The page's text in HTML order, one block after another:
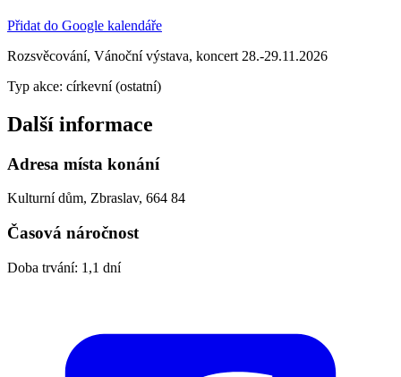
Přidat do Google kalendáře
Rozsvěcování, Vánoční výstava, koncert 28.-29.11.2026
Typ akce: církevní (ostatní)
Další informace
Adresa místa konání
Kulturní dům, Zbraslav, 664 84
Časová náročnost
Doba trvání: 1,1 dní